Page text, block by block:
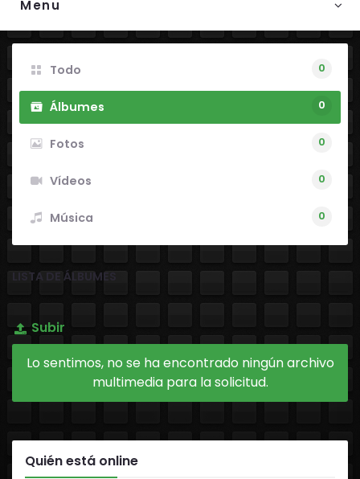
Menu
Todo 0
Álbumes 0
Fotos 0
Vídeos 0
Música 0
LISTA DE ÁLBUMES
Subir
Lo sentimos, no se ha encontrado ningún archivo
multimedia para la solicitud.
Quién está online